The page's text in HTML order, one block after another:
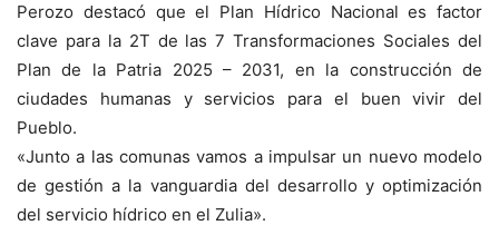
Perozo destacó que el Plan Hídrico Nacional es factor
clave para la 2T de las 7 Transformaciones Sociales del
Plan de la Patria 2025 – 2031, en la construcción de
ciudades humanas y servicios para el buen vivir del
Pueblo.
«Junto a las comunas vamos a impulsar un nuevo modelo
de gestión a la vanguardia del desarrollo y optimización
del servicio hídrico en el Zulia».